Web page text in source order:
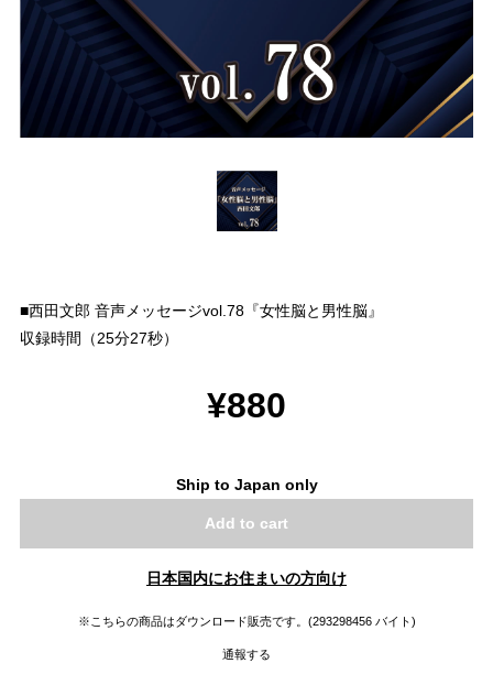
■西田文郎 音声メッセージvol.78『女性脳と男性脳』
収録時間（25分27秒）
¥880
Ship to Japan only
Add to cart
日本国内にお住まいの方向け
※こちらの商品はダウンロード販売です。(293298456 バイト)
通報する